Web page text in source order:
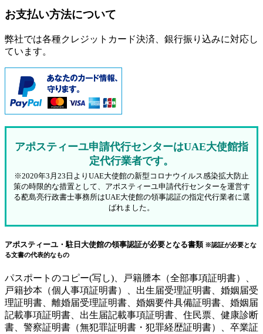
お支払い方法について
弊社では各種クレジットカード決済、銀行振り込みに対応し
ています。
アポスティーユ申請代行センターはUAE大使館指
定代行業者です。
※2020年3月23日よりUAE大使館の新型コロナウイルス感染拡大防止
策の時限的な措置として、アポスティーユ申請代行センターを運営す
る蓜島亮行政書士事務所はUAE大使館の領事認証の指定代行業者に選
ばれました。
アポスティーユ・駐日大使館の領事認証が必要となる書類 ※認証が必要とな
る文書の代表的なもの
パスポートのコピー(写し)、戸籍謄本（全部事項証明書）、
戸籍抄本（個人事項証明書）、出生届受理証明書、婚姻届受
理証明書、離婚届受理証明書、婚姻要件具備証明書、婚姻届
記載事項証明書、出生届記載事項証明書、住民票、健康診断
書、警察証明書（無犯罪証明書・犯罪経歴証明書）、卒業証